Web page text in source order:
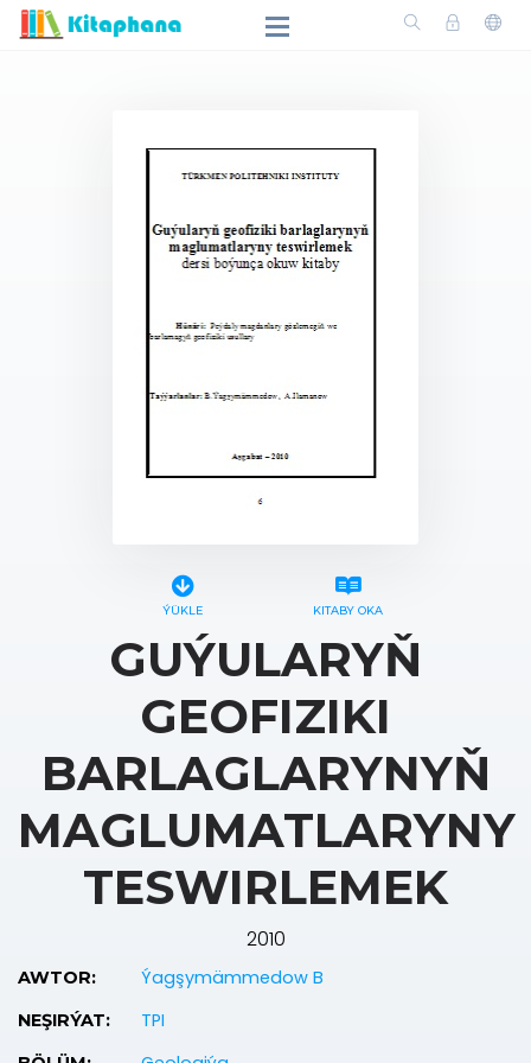
ÝÜKLE KITABY OKA
GUÝULARYŇ
GEOFIZIKI
BARLAGLARYNYŇ
MAGLUMATLARYNY
TESWIRLEMEK
2010
AWTOR: Ýagşymämmedow B
NEŞIRÝAT: TPI